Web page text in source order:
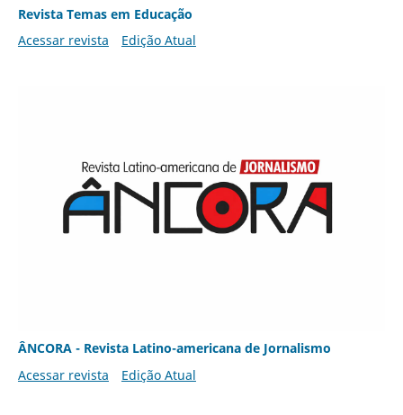
Revista Temas em Educação
Acessar revista
Edição Atual
ÂNCORA - Revista Latino-americana de Jornalismo
Acessar revista
Edição Atual